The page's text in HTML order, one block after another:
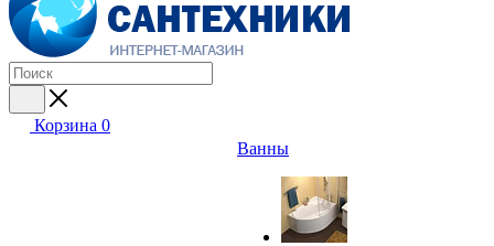
Корзина 0
Ванны